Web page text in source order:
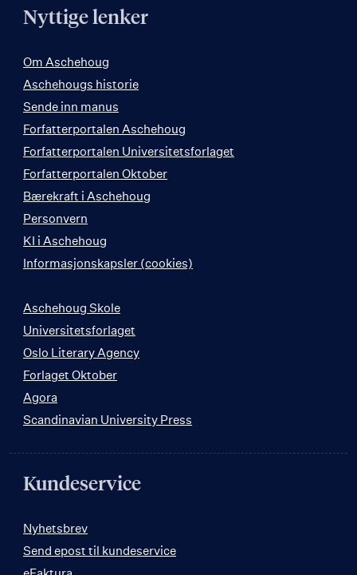
Nyttige lenker
Om Aschehoug
Aschehougs historie
Sende inn manus
Forfatterportalen Aschehoug
Forfatterportalen Universitetsforlaget
Forfatterportalen Oktober
Bærekraft i Aschehoug
Personvern
KI i Aschehoug
Informasjonskapsler (cookies)
Aschehoug Skole
Universitetsforlaget
Oslo Literary Agency
Forlaget Oktober
Agora
Scandinavian University Press
Kundeservice
Nyhetsbrev
Send epost til kundeservice